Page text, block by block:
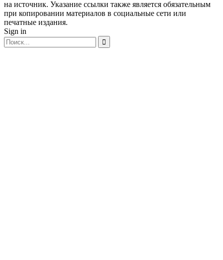
на источник. Указание ссылки также является обязательным
при копировании материалов в социальные сети или
печатные издания.
Sign in